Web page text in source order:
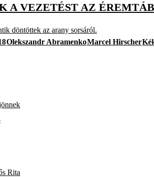
A VEZETÉST AZ
döntöttek az arany sorsáról.
Olekszandr AbramenkoMarcel Hirscher
Rita